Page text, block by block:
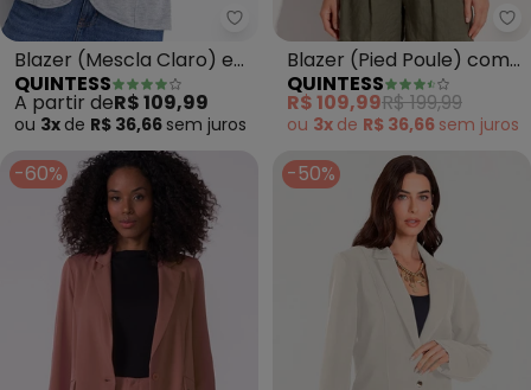
Quintess - Blazer (Mescla
Blazer (Mescla Claro) em
Moletinho
QUINTESS
A partir deR$ 109,99
ou 3x de R$ 36,66 sem juros
Blazer (Pied Poule) com
Botões
QUINTESS
R$ 109,99R$ 199,99
ou 3x de R$ 36,66 sem juros
-60% -50%